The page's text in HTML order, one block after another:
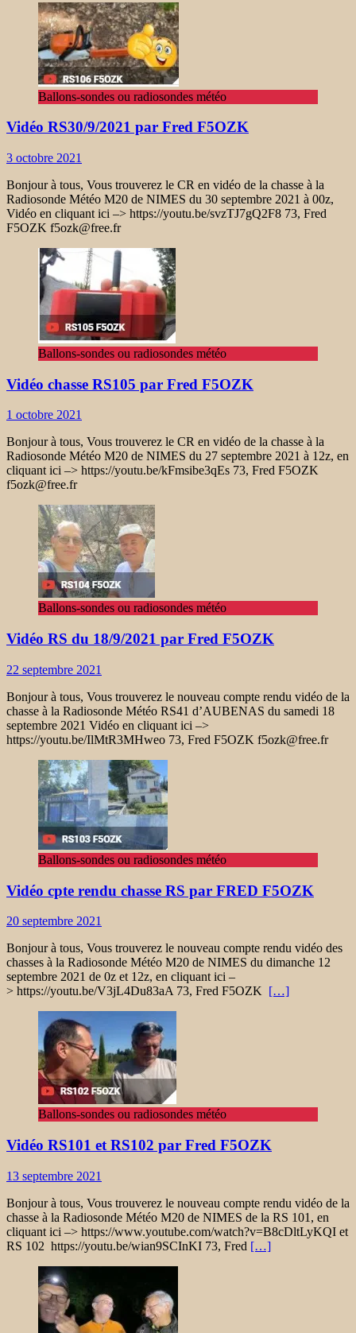
Ballons-sondes ou radiosondes météo
Vidéo RS30/9/2021 par Fred F5OZK
3 octobre 2021
Bonjour à tous, Vous trouverez le CR en vidéo de la chasse à la
Radiosonde Météo M20 de NIMES du 30 septembre 2021 à 00z,
Vidéo en cliquant ici –> https://youtu.be/svzTJ7gQ2F8 73, Fred
F5OZK f5ozk@free.fr
Ballons-sondes ou radiosondes météo
Vidéo chasse RS105 par Fred F5OZK
1 octobre 2021
Bonjour à tous, Vous trouverez le CR en vidéo de la chasse à la
Radiosonde Météo M20 de NIMES du 27 septembre 2021 à 12z, en
cliquant ici –> https://youtu.be/kFmsibe3qEs 73, Fred F5OZK
f5ozk@free.fr
Ballons-sondes ou radiosondes météo
Vidéo RS du 18/9/2021 par Fred F5OZK
22 septembre 2021
Bonjour à tous, Vous trouverez le nouveau compte rendu vidéo de la
chasse à la Radiosonde Météo RS41 d’AUBENAS du samedi 18
septembre 2021 Vidéo en cliquant ici –>
https://youtu.be/IlMtR3MHweo 73, Fred F5OZK f5ozk@free.fr
Ballons-sondes ou radiosondes météo
Vidéo cpte rendu chasse RS par FRED F5OZK
20 septembre 2021
Bonjour à tous, Vous trouverez le nouveau compte rendu vidéo des
chasses à la Radiosonde Météo M20 de NIMES du dimanche 12
septembre 2021 de 0z et 12z, en cliquant ici –
> https://youtu.be/V3jL4Du83aA 73, Fred F5OZK […]
Ballons-sondes ou radiosondes météo
Vidéo RS101 et RS102 par Fred F5OZK
13 septembre 2021
Bonjour à tous, Vous trouverez le nouveau compte rendu vidéo de la
chasse à la Radiosonde Météo M20 de NIMES de la RS 101, en
cliquant ici –> https://www.youtube.com/watch?v=B8cDltLyKQI et
RS 102 https://youtu.be/wian9SCInKI 73, Fred […]